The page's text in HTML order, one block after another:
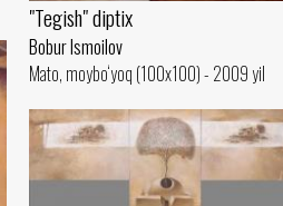
"Tegish" diptix
Bobur Ismoilov
Mato, moybo‘yoq (100x100) - 2009 yil